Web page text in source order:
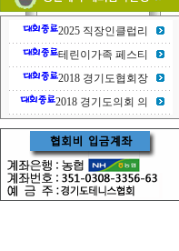
2025 직장인클럽리
테린이가족 페스티
2018 경기도협회장
2018 경기도의회 의